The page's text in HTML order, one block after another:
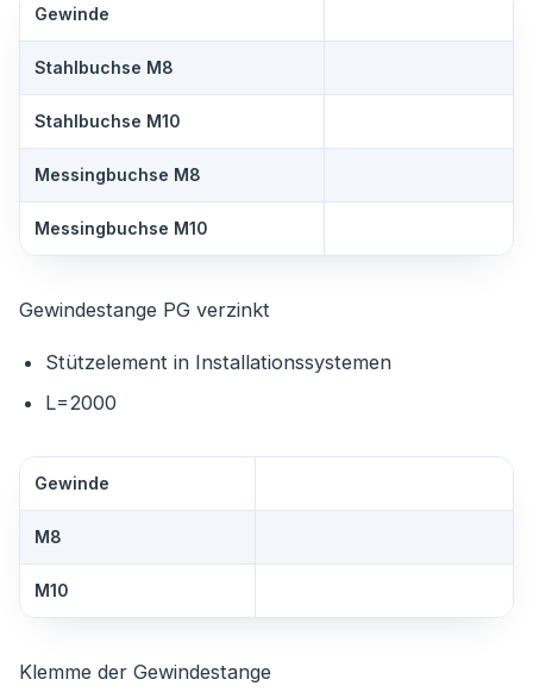
Gewinde
Stahlbuchse M8
Stahlbuchse M10
Messingbuchse M8
Messingbuchse M10
Gewindestange PG verzinkt
Stützelement in Installationssystemen
L=2000
Gewinde
M8
M10
Klemme der Gewindestange